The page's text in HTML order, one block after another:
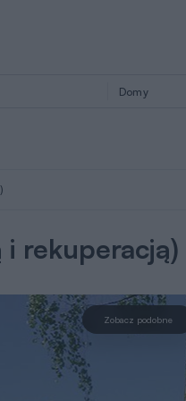
i rekuperacją)
Zobacz podobne